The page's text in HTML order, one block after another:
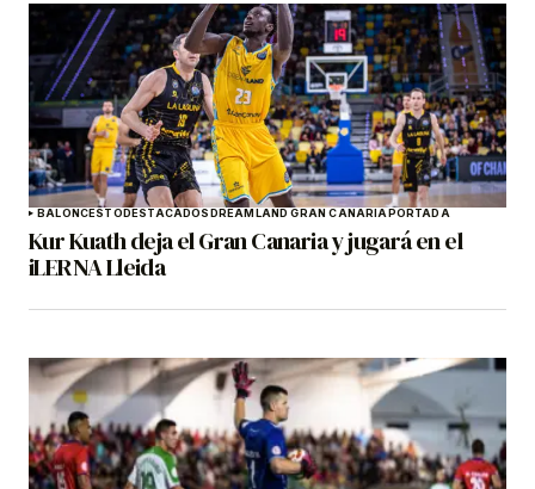
BALONCESTODESTACADOSDREAMLAND GRAN CANARIAPORTADA
Kur Kuath deja el Gran Canaria y jugará en el
iLERNA Lleida